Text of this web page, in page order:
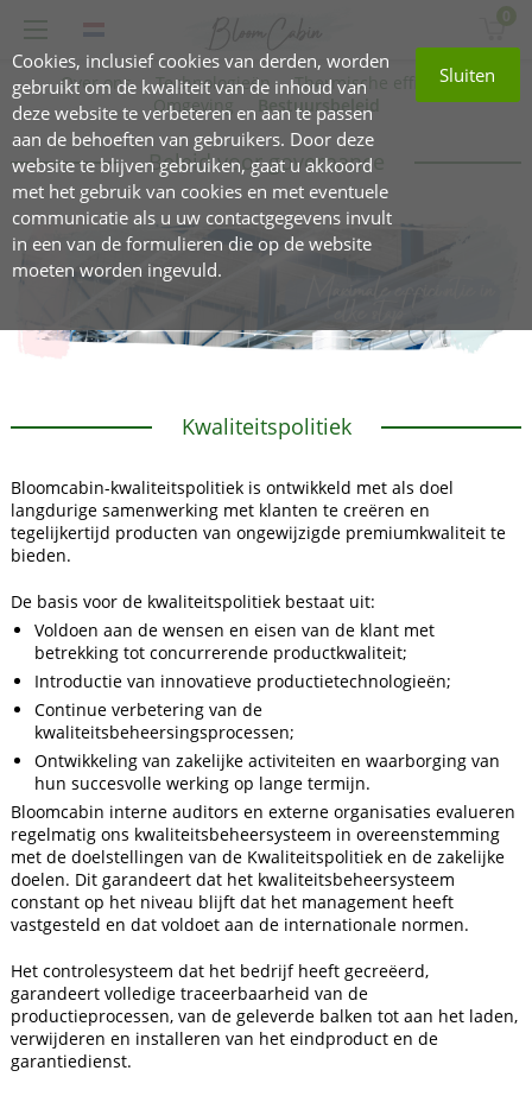
Cookies, inclusief cookies van derden, worden
gebruikt om de kwaliteit van de inhoud van
deze website te verbeteren en aan te passen
aan de behoeften van gebruikers. Door deze
website te blijven gebruiken, gaat u akkoord
met het gebruik van cookies en met eventuele
communicatie als u uw contactgegevens invult
in een van de formulieren die op de website
moeten worden ingevuld.
Sluiten
0
Over ons Technologieën
Thermische efficiëntie
Omgeving
Bestuursbeleid
Beleid voor governance
Kwaliteitspolitiek
Bloomcabin-kwaliteitspolitiek is ontwikkeld met als doel
langdurige samenwerking met klanten te creëren en
tegelijkertijd producten van ongewijzigde premiumkwaliteit te
bieden.
De basis voor de kwaliteitspolitiek bestaat uit:
Voldoen aan de wensen en eisen van de klant met
betrekking tot concurrerende productkwaliteit;
Introductie van innovatieve productietechnologieën;
Continue verbetering van de
kwaliteitsbeheersingsprocessen;
Ontwikkeling van zakelijke activiteiten en waarborging van
hun succesvolle werking op lange termijn.
Bloomcabin interne auditors en externe organisaties evalueren
regelmatig ons kwaliteitsbeheersysteem in overeenstemming
met de doelstellingen van de Kwaliteitspolitiek en de zakelijke
doelen. Dit garandeert dat het kwaliteitsbeheersysteem
constant op het niveau blijft dat het management heeft
vastgesteld en dat voldoet aan de internationale normen.
Het controlesysteem dat het bedrijf heeft gecreëerd,
garandeert volledige traceerbaarheid van de
productieprocessen, van de geleverde balken tot aan het laden,
verwijderen en installeren van het eindproduct en de
garantiedienst.